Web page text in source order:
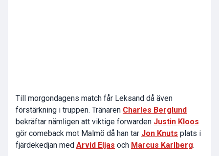
Till morgondagens match får Leksand då även
förstärkning i truppen. Tränaren Charles Berglund
bekräftar nämligen att viktige forwarden Justin Kloos
gör comeback mot Malmö då han tar Jon Knuts plats i
fjärdekedjan med Arvid Eljas och Marcus Karlberg.